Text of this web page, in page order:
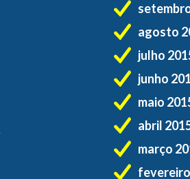
agosto
julho
junho
maio
abril
março